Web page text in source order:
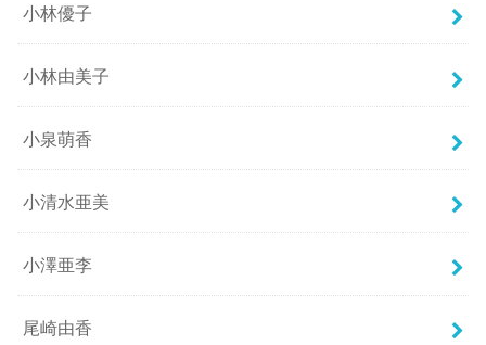
小林優子
小林由美子
小泉萌香
小清水亜美
小澤亜李
尾崎由香